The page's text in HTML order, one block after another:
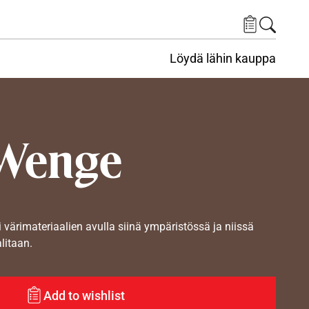
Löydä lähin kauppa
avulla siinä ympäristössä ja niissä
Add to wishlist